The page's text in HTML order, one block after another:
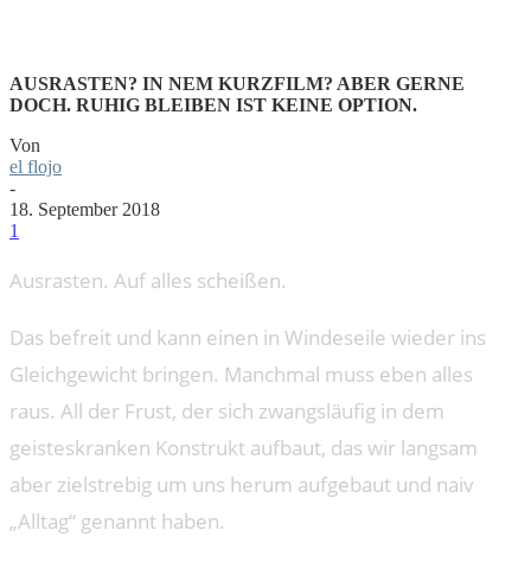
AUSRASTEN? IN NEM KURZFILM? ABER GERNE
DOCH. RUHIG BLEIBEN IST KEINE OPTION.
Von
el flojo
-
18. September 2018
1
Ausrasten. Auf alles scheißen.
Das befreit und kann einen in Windeseile wieder ins
Gleichgewicht bringen. Manchmal muss eben alles
raus. All der Frust, der sich zwangsläufig in dem
geisteskranken Konstrukt aufbaut, das wir langsam
aber zielstrebig um uns herum aufgebaut und naiv
„Alltag“ genannt haben.